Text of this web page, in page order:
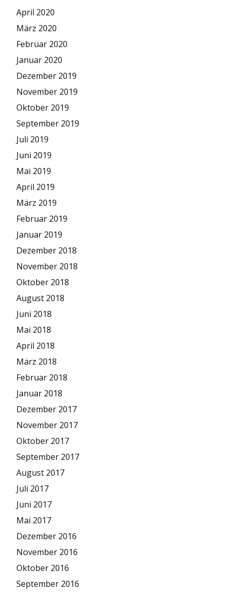
April 2020
März 2020
Februar 2020
Januar 2020
Dezember 2019
November 2019
Oktober 2019
September 2019
Juli 2019
Juni 2019
Mai 2019
April 2019
März 2019
Februar 2019
Januar 2019
Dezember 2018
November 2018
Oktober 2018
August 2018
Juni 2018
Mai 2018
April 2018
März 2018
Februar 2018
Januar 2018
Dezember 2017
November 2017
Oktober 2017
September 2017
August 2017
Juli 2017
Juni 2017
Mai 2017
Dezember 2016
November 2016
Oktober 2016
September 2016